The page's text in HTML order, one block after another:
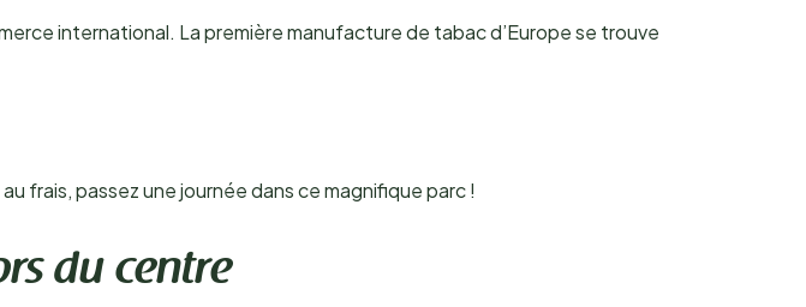
international. La première manufacture de tabac d’Europe se trouve
frais, passez une journée dans ce magnifique parc !
du centre